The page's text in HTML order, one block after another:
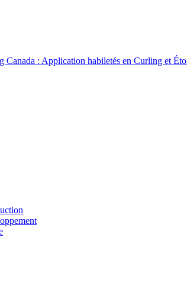
Canada : Application habiletés en Curling et